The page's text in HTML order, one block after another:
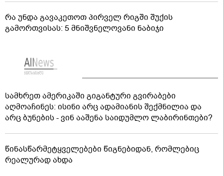
რა უნდა გავაკეთოთ პირველ რიგში შუქის
გამორთვისას: 5 მნიშვნელოვანი ნაბიჯი
სამხრეთ ამერიკაში გიგანტური გვირაბები
აღმოაჩინეს: ისინი არც ადამიანის შექმნილია და
არც ბუნების - ვინ ააშენა საიდუმლო ლაბირინთები?
წინასწარმეტყველებები წიგნებიდან, რომლებიც
რეალურად ახდა